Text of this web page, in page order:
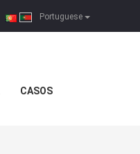
Portuguese
CASOS